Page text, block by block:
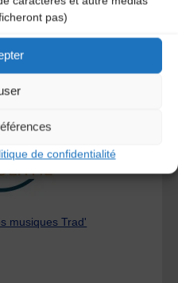
pas)
de confidentialité
:
musiques Trad'